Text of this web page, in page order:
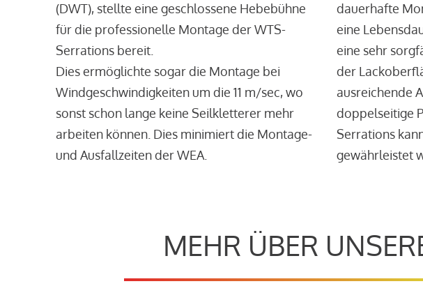
(DWT), stellte eine geschlossene Hebebühne
für die professionelle Montage der WTS-
Serrations bereit.
Dies ermöglichte sogar die Montage bei
Windgeschwindigkeiten um die 11 m/sec, wo
sonst schon lange keine Seilkletterer mehr
arbeiten können. Dies minimiert die Montage-
und Ausfallzeiten der WEA.
dauerhafte
eine
eine sehr
der
ausreichende
doppelseitige
Serrations
gewährleistet
MEHR ÜBER